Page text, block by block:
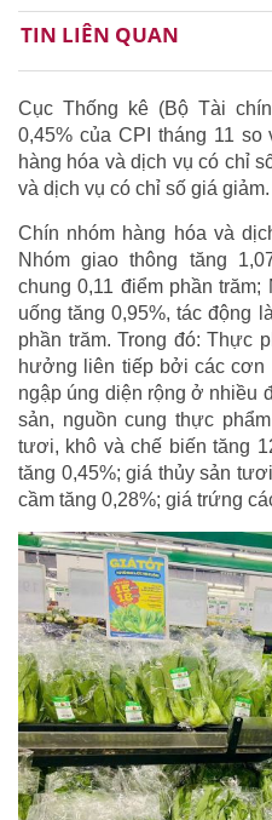
TIN LIÊN QUAN
Cục Thống kê (Bộ Tài
0,45% của CPI tháng 11
hàng hóa và dịch vụ có chỉ
và dịch vụ có chỉ số giá giảm.
Chín nhóm hàng hóa và
Nhóm giao thông tăng
chung 0,11 điểm phần
uống tăng 0,95%, tác động
phần trăm. Trong đó: Thực
hưởng liên tiếp bởi các
ngập úng diện rộng ở nhiều
sản, nguồn cung thực
tươi, khô và chế biến tăng
tăng 0,45%; giá thủy sản
cầm tăng 0,28%; giá trứng